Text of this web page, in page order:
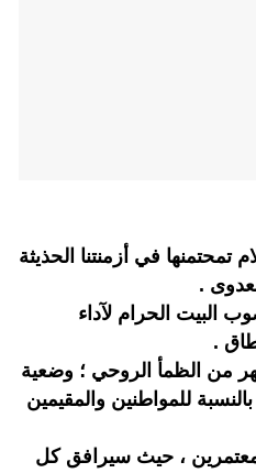
في أزمنتنا الحذيثة
.
البيت الحرام لآداء
.
من الظمأ الروحي ؛ وضعية
للمواطنين والمقيمين
، حيث سيرافق كل